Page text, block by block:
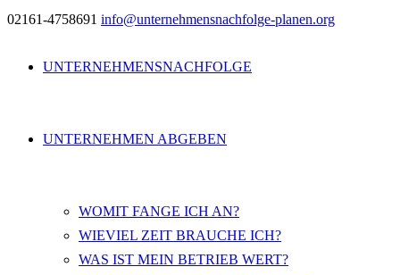
02161-4758691 info@unternehmensnachfolge-planen.org
UNTERNEHMENSNACHFOLGE
UNTERNEHMEN ABGEBEN
WOMIT FANGE ICH AN?
WIEVIEL ZEIT BRAUCHE ICH?
WAS IST MEIN BETRIEB WERT?